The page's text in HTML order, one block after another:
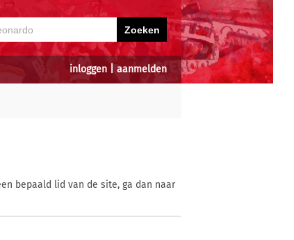
inloggen aanmelden
bepaald lid van de site, ga dan naar